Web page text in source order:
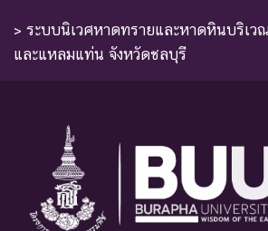
> ระบบนิเวศหาดทรายและหาดหินบริเว
และแหลมแท่น จังหวัดชลบุรี